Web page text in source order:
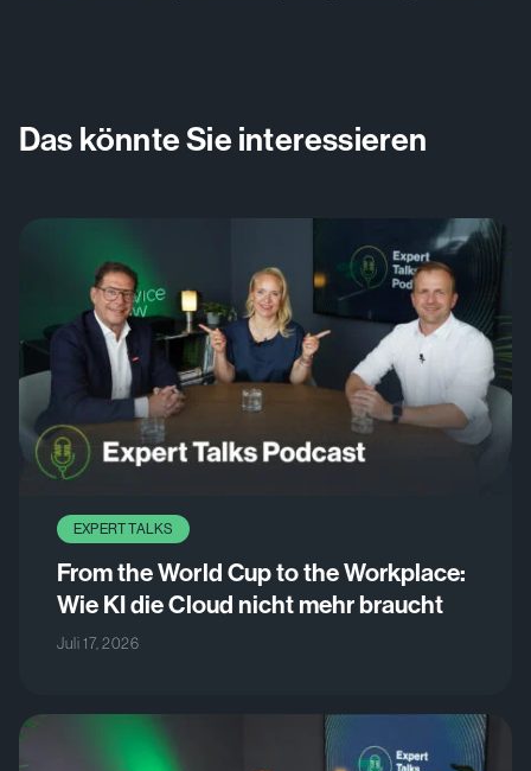
Das könnte Sie interessieren
EXPERT TALKS
From the World Cup to the Workplace:
Wie KI die Cloud nicht mehr braucht
Juli 17, 2026